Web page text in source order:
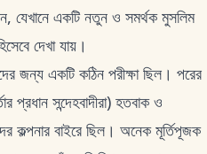
যেখানে একটি নতুন ও সমর্থক মুসলিম
দেখা যায়।
জন্য একটি কঠিন পরীক্ষা ছিল। পরের
প্রধান সন্দেহবাদীরা) হতবাক ও
কল্পনার বাইরে ছিল। অনেক মূর্তিপূজক